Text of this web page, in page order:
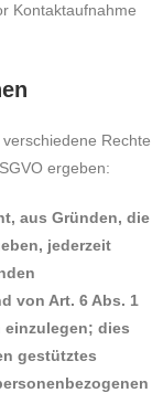
Kontaktaufnahme
Rechte
ergeben:
aus Gründen, die
jederzeit
von Art. 6 Abs. 1
einzulegen; dies
gestütztes